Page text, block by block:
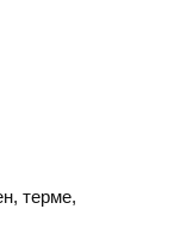
терме,